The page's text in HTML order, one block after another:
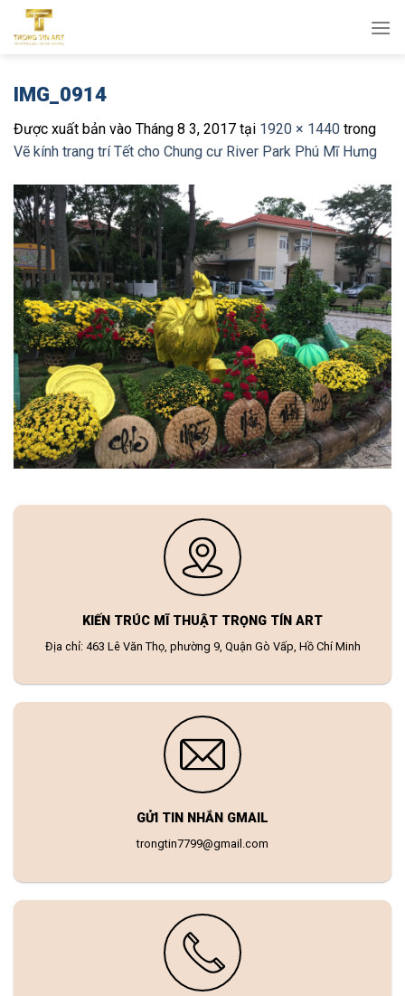
qua
IMG_0914
Được xuất bản vào Tháng 8 3, 2017 tại 1920 × 1440 trong
Vẽ kính trang trí Tết cho Chung cư River Park Phú Mĩ Hưng
KIẾN TRÚC MĨ THUẬT TRỌNG TÍN ART
Địa chỉ: 463 Lê Văn Thọ, phường 9, Quận Gò Vấp, Hồ Chí Minh
GỬI TIN NHẮN GMAIL
trongtin7799@gmail.com